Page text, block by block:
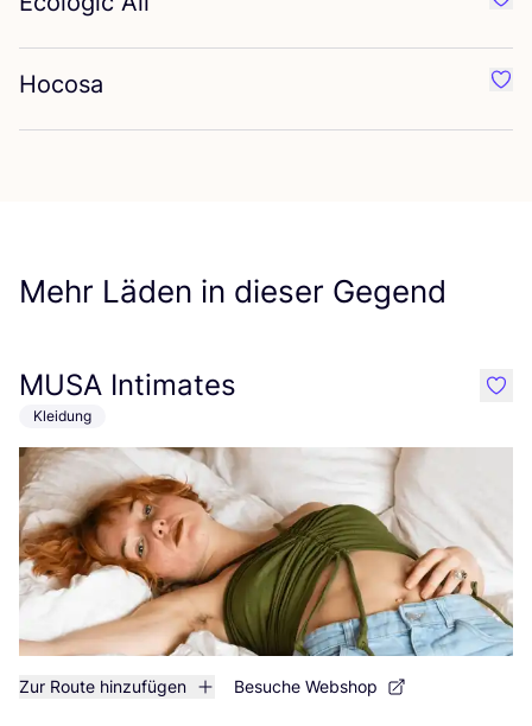
Hocosa
Mehr Läden in dieser Gegend
MUSA Intimates
Kleidung
Zur Route hinzufügen Besuche Webshop
like